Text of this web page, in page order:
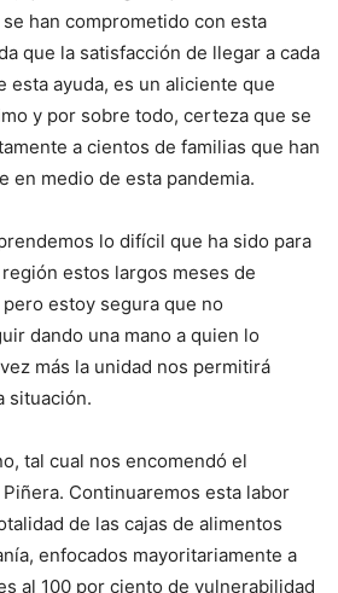
han comprometido con esta
que la satisfacción de llegar a cada
esta ayuda, es un aliciente que
y por sobre todo, certeza que se
a cientos de familias que han
en medio de esta pandemia.
lo difícil que ha sido para
estos largos meses de
estoy segura que no
dando una mano a quien lo
más la unidad nos permitirá
situación.
tal cual nos encomendó el
Continuaremos esta labor
de las cajas de alimentos
enfocados mayoritariamente a
al 100 por ciento de vulnerabilidad